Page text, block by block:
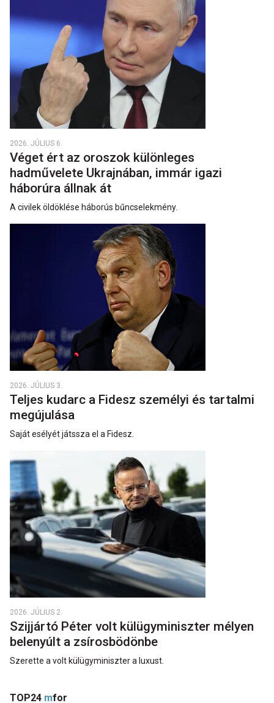
2026. JÚLIUS 6.
Véget ért az oroszok különleges
hadművelete Ukrajnában, immár igazi
háborúra állnak át
A civilek öldöklése háborús bűncselekmény.
2026. JÚLIUS 3.
Teljes kudarc a Fidesz személyi és tartalmi
megújulása
Saját esélyét játssza el a Fidesz.
2026. JÚLIUS 2.
Szijjártó Péter volt külügyminiszter mélyen
belenyúlt a zsírosbödönbe
Szerette a volt külügyminiszter a luxust.
TOP24 mfor